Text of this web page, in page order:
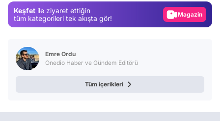
Keşfet ile ziyaret ettiğin
tüm kategorileri tek akışta gör!
Magazin
Emre Ordu
Onedio Haber ve Gündem Editörü
Tüm içerikleri